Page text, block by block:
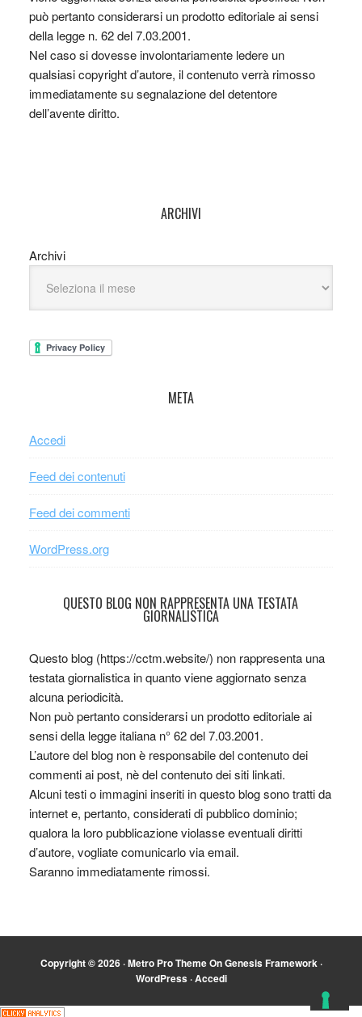
può pertanto considerarsi un prodotto editoriale ai sensi
della legge n. 62 del 7.03.2001.
Nel caso si dovesse involontariamente ledere un
qualsiasi copyright d’autore, il contenuto verrà rimosso
immediatamente su segnalazione del detentore
dell’avente diritto.
ARCHIVI
Archivi
META
Accedi
Feed dei contenuti
Feed dei commenti
WordPress.org
QUESTO BLOG NON RAPPRESENTA UNA TESTATA
GIORNALISTICA
Questo blog (https://cctm.website/) non rappresenta una
testata giornalistica in quanto viene aggiornato senza
alcuna periodicità.
Non può pertanto considerarsi un prodotto editoriale ai
sensi della legge italiana n° 62 del 7.03.2001.
L’autore del blog non è responsabile del contenuto dei
commenti ai post, nè del contenuto dei siti linkati.
Alcuni testi o immagini inseriti in questo blog sono tratti da
internet e, pertanto, considerati di pubblico dominio;
qualora la loro pubblicazione violasse eventuali diritti
d’autore, vogliate comunicarlo via email.
Saranno immediatamente rimossi.
Copyright © 2026 ·Metro Pro ThemeOnGenesis Framework·
WordPress·Accedi